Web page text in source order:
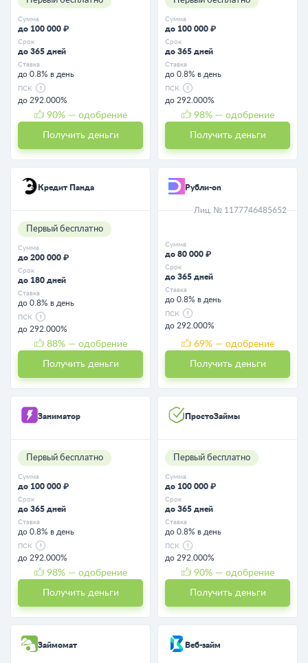
Сумма
до 100 000 ₽
Срок
до 365 дней
Ставка
до 0.8% в день
ПСК
до 292.000%
90% — одобрение
Получить деньги
Сумма
до 100 000 ₽
Срок
до 365 дней
Ставка
до 0.8% в день
ПСК
до 292.000%
98% — одобрение
Получить деньги
Кредит Панда
Первый бесплатно
Сумма
до 200 000 ₽
Срок
до 180 дней
Ставка
до 0.8% в день
ПСК
до 292.000%
88% — одобрение
Получить деньги
Рубли-on
Лиц. № 1177746485652
Сумма
до 80 000 ₽
Срок
до 365 дней
Ставка
до 0.8% в день
ПСК
до 292.000%
69% — одобрение
Получить деньги
Заниматор
Первый бесплатно
Сумма
до 100 000 ₽
Срок
до 365 дней
Ставка
до 0.8% в день
ПСК
до 292.000%
98% — одобрение
Получить деньги
ПростоЗаймы
Первый бесплатно
Сумма
до 100 000 ₽
Срок
до 365 дней
Ставка
до 0.8% в день
ПСК
до 292.000%
90% — одобрение
Получить деньги
Займомат Веб-займ